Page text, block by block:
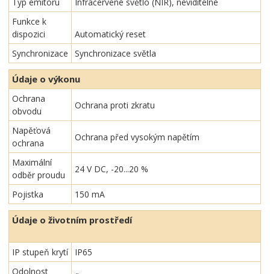
Funkce k
dispozici
Automatický reset
Synchronizace
Synchronizace světla
Údaje o výkonu
Ochrana
obvodu
Ochrana proti zkratu
Napěťová
ochrana
Ochrana před vysokým napětím
Maximální
odběr proudu
24 V DC, -20...20 %
Pojistka 150 mA
Údaje o životním prostředí
IP stupeň krytí
IP65
Odolnost